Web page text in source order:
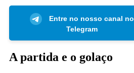
Entre no nosso canal no
Telegram
A partida e o golaço